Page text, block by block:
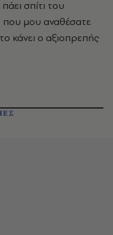
σπίτι του
μου αναθέσατε
κάνει ο αξιοπρεπής